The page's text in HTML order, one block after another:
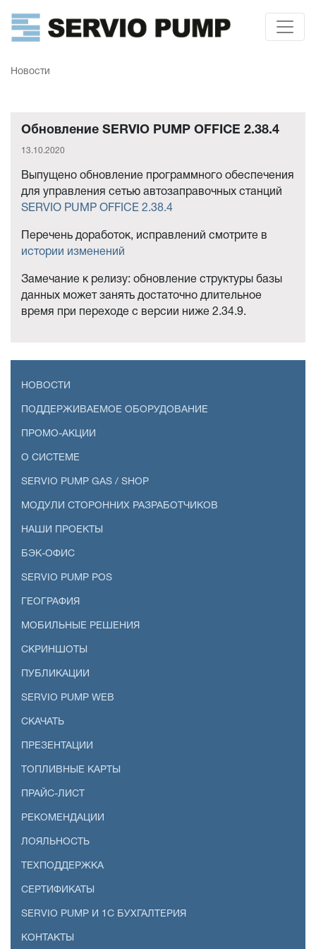
Новости
Обновление SERVIO PUMP OFFICE 2.38.4
13.10.2020
Выпущено обновление программного обеспечения
для управления сетью автозаправочных станций
SERVIO PUMP OFFICE 2.38.4
Перечень доработок, исправлений смотрите в
истории изменений
Замечание к релизу: обновление структуры базы
данных может занять достаточно длительное
время при переходе с версии ниже 2.34.9.
НОВОСТИ
ПОДДЕРЖИВАЕМОЕ ОБОРУДОВАНИЕ
ПРОМО-АКЦИИ
О СИСТЕМЕ
SERVIO PUMP GAS / SHOP
МОДУЛИ СТОРОННИХ РАЗРАБОТЧИКОВ
НАШИ ПРОЕКТЫ
БЭК-ОФИС
SERVIO PUMP POS
ГЕОГРАФИЯ
МОБИЛЬНЫЕ РЕШЕНИЯ
СКРИНШОТЫ
ПУБЛИКАЦИИ
SERVIO PUMP WEB
СКАЧАТЬ
ПРЕЗЕНТАЦИИ
ТОПЛИВНЫЕ КАРТЫ
ПРАЙС-ЛИСТ
РЕКОМЕНДАЦИИ
ЛОЯЛЬНОСТЬ
ТЕХПОДДЕРЖКА
СЕРТИФИКАТЫ
SERVIO PUMP И 1С БУХГАЛТЕРИЯ
КОНТАКТЫ